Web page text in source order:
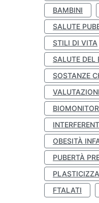
BAMBINI
SALUTE
STILI DI VITA
SALUTE DEL
SOSTANZE
OBESITÀ
PUBERTÀ
FTALATI